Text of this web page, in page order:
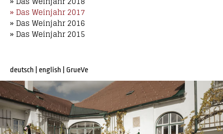
» Das Weinjahr 2017
» Das Weinjahr 2016
» Das Weinjahr 2015
deutsch english GrueVe